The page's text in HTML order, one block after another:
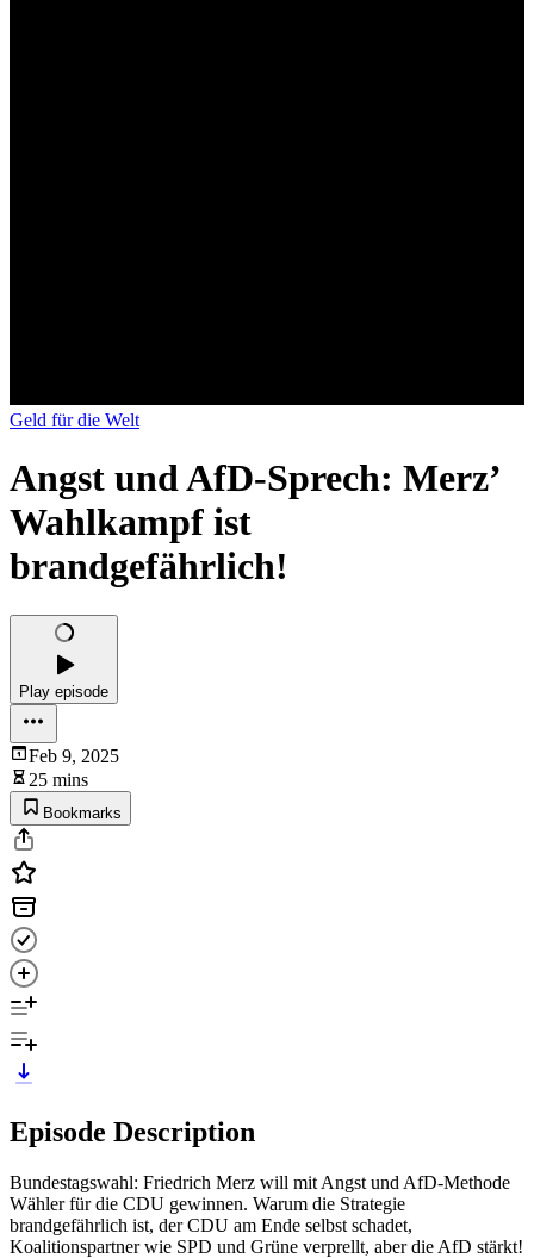
Geld für die Welt
Angst und AfD-Sprech: Merz’
Wahlkampf ist
brandgefährlich!
Play episode
Feb 9, 2025
25 mins
Bookmarks
Episode Description
Bundestagswahl: Friedrich Merz will mit Angst und AfD-Methode
Wähler für die CDU gewinnen. Warum die Strategie
brandgefährlich ist, der CDU am Ende selbst schadet,
Koalitionspartner wie SPD und Grüne verprellt, aber die AfD stärkt!